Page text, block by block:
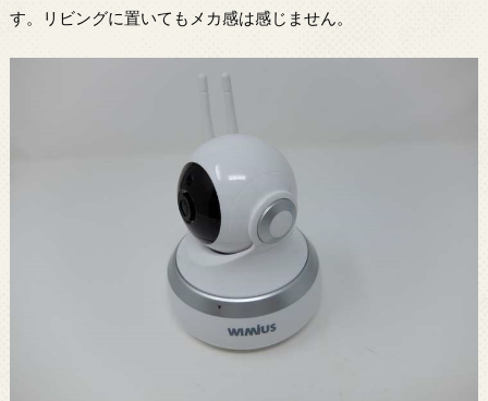
す。リビングに置いてもメカ感は感じません。